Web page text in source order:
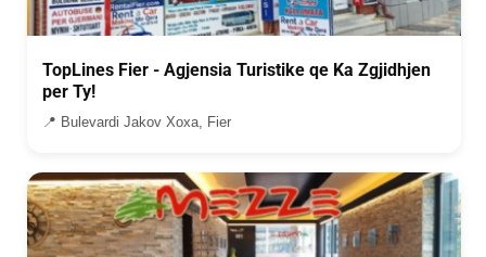
TopLines Fier - Agjensia Turistike qe Ka Zgjidhjen
per Ty!
📍 Bulevardi Jakov Xoxa, Fier